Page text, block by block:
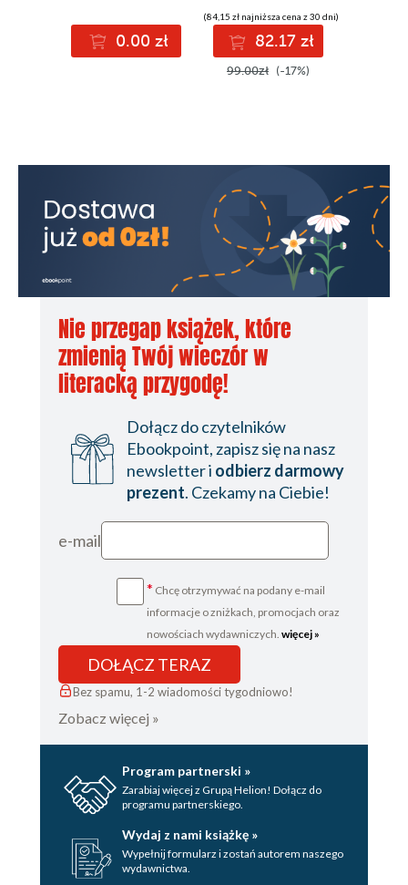
0.00 zł
(84,15 zł najniższa cena z 30 dni)
82.17 zł
99.00zł (-17%)
Nie przegap książek, które
zmienią Twój wieczór w
literacką przygodę!
Dołącz do czytelników
Ebookpoint, zapisz się na nasz
newsletter i odbierz darmowy
prezent. Czekamy na Ciebie!
e-mail
* Chcę otrzymywać na podany e-mail
informacje o zniżkach, promocjach oraz
nowościach wydawniczych. więcej »
DOŁĄCZ TERAZ
Bez spamu, 1-2 wiadomości tygodniowo!
Zobacz więcej »
Program partnerski »
Zarabiaj więcej z Grupą Helion! Dołącz do
programu partnerskiego.
Wydaj z nami książkę »
Wypełnij formularz i zostań autorem naszego
wydawnictwa.